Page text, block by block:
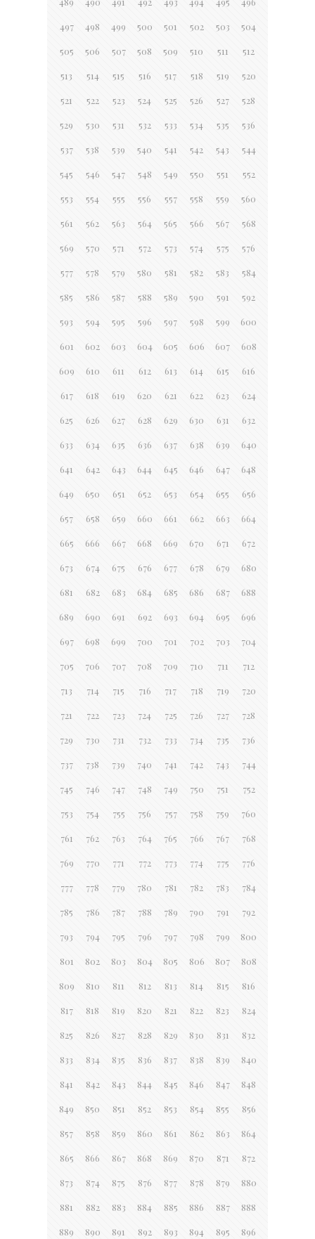
497 498 499 500 501 502 503 504
505 506 507 508 509 510 511 512
513 514 515 516 517 518 519 520
521 522 523 524 525 526 527 528
529 530 531 532 533 534 535 536
537 538 539 540 541 542 543 544
545 546 547 548 549 550 551 552
553 554 555 556 557 558 559 560
561 562 563 564 565 566 567 568
569 570 571 572 573 574 575 576
577 578 579 580 581 582 583 584
585 586 587 588 589 590 591 592
593 594 595 596 597 598 599 600
601 602 603 604 605 606 607 608
609 610 611 612 613 614 615 616
617 618 619 620 621 622 623 624
625 626 627 628 629 630 631 632
633 634 635 636 637 638 639 640
641 642 643 644 645 646 647 648
649 650 651 652 653 654 655 656
657 658 659 660 661 662 663 664
665 666 667 668 669 670 671 672
673 674 675 676 677 678 679 680
681 682 683 684 685 686 687 688
689 690 691 692 693 694 695 696
697 698 699 700 701 702 703 704
705 706 707 708 709 710 711 712
713 714 715 716 717 718 719 720
721 722 723 724 725 726 727 728
729 730 731 732 733 734 735 736
737 738 739 740 741 742 743 744
745 746 747 748 749 750 751 752
753 754 755 756 757 758 759 760
761 762 763 764 765 766 767 768
769 770 771 772 773 774 775 776
777 778 779 780 781 782 783 784
785 786 787 788 789 790 791 792
793 794 795 796 797 798 799 800
801 802 803 804 805 806 807 808
809 810 811 812 813 814 815 816
817 818 819 820 821 822 823 824
825 826 827 828 829 830 831 832
833 834 835 836 837 838 839 840
841 842 843 844 845 846 847 848
849 850 851 852 853 854 855 856
857 858 859 860 861 862 863 864
865 866 867 868 869 870 871 872
873 874 875 876 877 878 879 880
881 882 883 884 885 886 887 888
889 890 891 892 893 894 895 896